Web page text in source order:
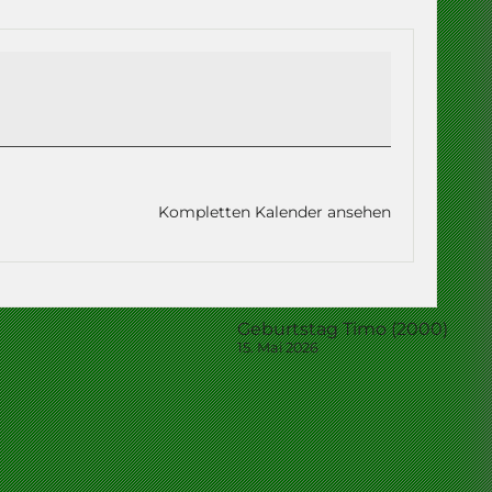
Kompletten Kalender ansehen
Geburtstag Timo (2000)
15. Mai 2026